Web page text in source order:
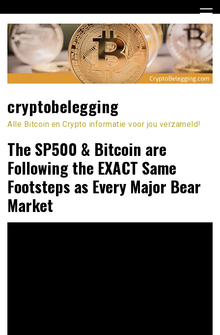
naar
inhoud
cryptobelegging
Alle Bitcoin en Crypto informatie voor jou verzameld!
The SP500 & Bitcoin are
Following the EXACT Same
Footsteps as Every Major Bear
Market